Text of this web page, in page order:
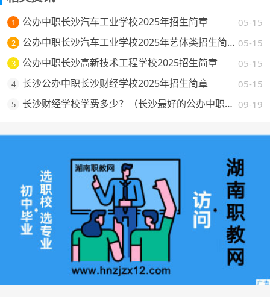
1 05-15
公办中职长沙汽车工业学校2025年招生简章
2 05-15
公办中职长沙汽车工业学校2025年艺体类招生简章
3 05-15
公办中职长沙高新技术工程学校2025招生简章
4 05-15
长沙公办中职长沙财经学校2025年招生简章
5 09-19
长沙财经学校学费多少？（长沙最好的公办中职学校费用一览）